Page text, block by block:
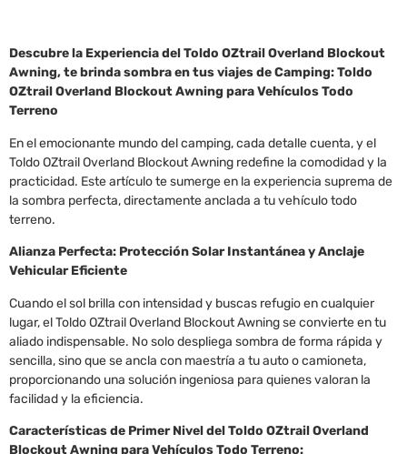
Descubre la Experiencia del Toldo OZtrail Overland Blockout
Awning, te brinda sombra en tus viajes de Camping: Toldo
OZtrail Overland Blockout Awning para Vehículos Todo
Terreno
En el emocionante mundo del camping, cada detalle cuenta, y el
Toldo OZtrail Overland Blockout Awning redefine la comodidad y la
practicidad. Este artículo te sumerge en la experiencia suprema de
la sombra perfecta, directamente anclada a tu vehículo todo
terreno.
Alianza Perfecta: Protección Solar Instantánea y Anclaje
Vehicular Eficiente
Cuando el sol brilla con intensidad y buscas refugio en cualquier
lugar, el Toldo OZtrail Overland Blockout Awning se convierte en tu
aliado indispensable. No solo despliega sombra de forma rápida y
sencilla, sino que se ancla con maestría a tu auto o camioneta,
proporcionando una solución ingeniosa para quienes valoran la
facilidad y la eficiencia.
Características de Primer Nivel del Toldo OZtrail Overland
Blockout Awning para Vehículos Todo Terreno: